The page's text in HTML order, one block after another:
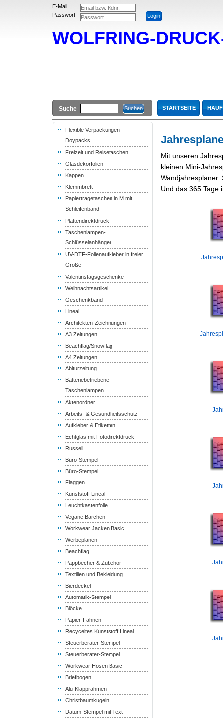
E-Mail
Passwort
WOLFRING-
Suche STARTSEITE
Flexible Verpackungen -
Doypacks
Freizeit und Reisetaschen
Glasdekorfolien
Kappen
Klemmbrett
Papiertragetaschen in M mit
Schleifenband
Plattendirektdruck
Taschenlampen-
Schlüsselanhänger
UV-DTF-Folienaufkleber in freier
Größe
Valentinstagsgeschenke
Weihnachtsartikel
Geschenkband
Lineal
Architekten-Zeichnungen
A3 Zeitungen
Beachflag/Snowflag
A4 Zeitungen
Abiturzeitung
Batteriebetriebene-
Taschenlampen
Aktenordner
Arbeits- & Gesundheitsschutz
Aufkleber & Etiketten
Echtglas mit Fotodirektdruck
Russell
Büro-Stempel
Büro-Stempel
Flaggen
Kunststoff Lineal
Leuchtkastenfolie
Vegane Bärchen
Workwear Jacken Basic
Werbeplanen
Beachflag
Pappbecher & Zubehör
Textilien und Bekleidung
Bierdeckel
Automatik-Stempel
Blöcke
Papier-Fahnen
Recyceltes Kunststoff Lineal
Steuerberater-Stempel
Steuerberater-Stempel
Workwear Hosen Basic
Briefbogen
Alu-Klapprahmen
Christbaumkugeln
Datum-Stempel mit Text
Mit unseren
kleinen Mini-
Wandjahresplaner.
Und das 365 Tage